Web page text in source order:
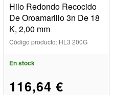
Hilo Redondo Recocido
De Oroamarillo 3n De 18
K, 2,00 mm
Código producto: HL3 200G
En stock
116,64 €